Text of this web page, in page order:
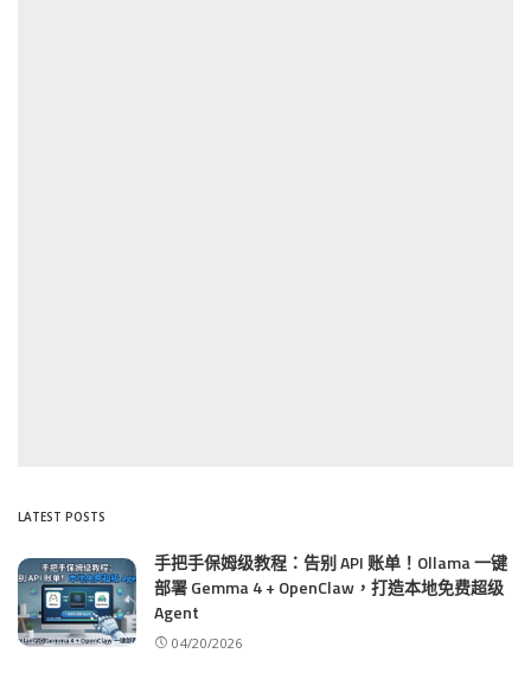
LATEST POSTS
手把手保姆级教程：告别 API 账单！Ollama 一键
部署 Gemma 4 + OpenClaw，打造本地免费超级
Agent
04/20/2026